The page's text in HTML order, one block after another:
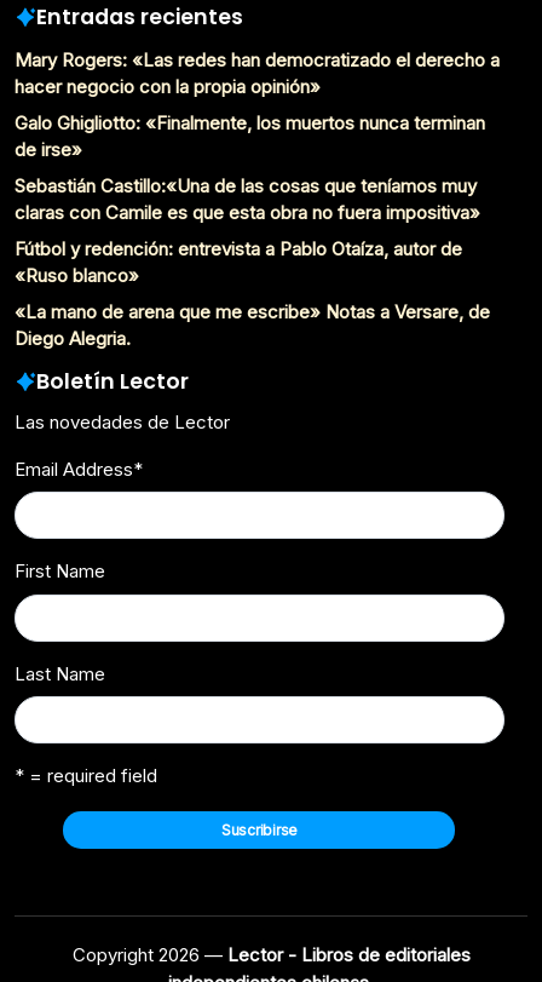
Entradas recientes
Mary Rogers: «Las redes han democratizado el derecho a
hacer negocio con la propia opinión»
Galo Ghigliotto: «Finalmente, los muertos nunca terminan
de irse»
Sebastián Castillo:«Una de las cosas que teníamos muy
claras con Camile es que esta obra no fuera impositiva»
Fútbol y redención: entrevista a Pablo Otaíza, autor de
«Ruso blanco»
«La mano de arena que me escribe» Notas a Versare, de
Diego Alegria.
Boletín Lector
Las novedades de Lector
Email Address*
First Name
Last Name
* = required field
Copyright 2026 — Lector - Libros de editoriales